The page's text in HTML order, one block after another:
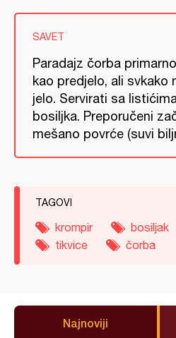
SAVET
Paradajz čorba
kao predjelo, ali svkako
jelo. Servirati sa
bosiljka. Preporučeni
mešano povrće (suvi
TAGOVI
krompir bosiljak
tikvice
čorba
Najnoviji